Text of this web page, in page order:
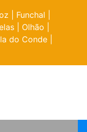
Funchal
Olhão
do Conde